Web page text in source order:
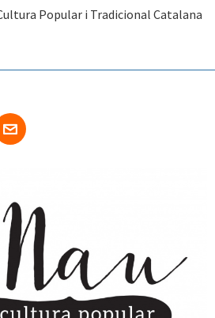
Popular i Tradicional Catalana